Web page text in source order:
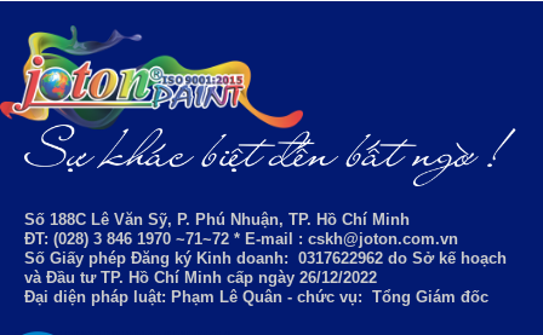
Số 188C Lê Văn Sỹ, P. Phú Nhuận, TP. Hồ Chí Minh
ĐT: (028) 3 846 1970 ~71~72 * E-mail : cskh@joton.com.vn
Số Giấy phép Đăng ký Kinh doanh: 0317622962 do Sở kế hoạch
và Đầu tư TP. Hồ Chí Minh cấp ngày 26/12/2022
Đại diện pháp luật: Phạm Lê Quân - chức vụ: Tổng Giám đốc